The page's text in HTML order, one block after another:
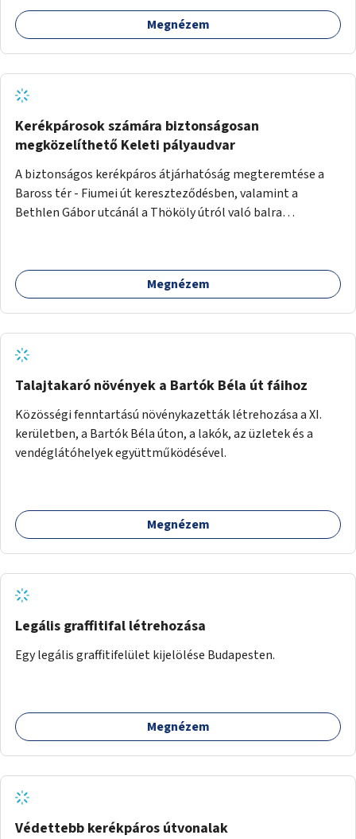
aszfaltos területek.
Megnézem
Kerékpárosok számára biztonságosan
megközelíthető Keleti pályaudvar
A biztonságos kerékpáros átjárhatóság megteremtése a
Baross tér - Fiumei út kereszteződésben, valamint a
Bethlen Gábor utcánál a Thököly útról való balra
Megnézem
Talajtakaró növények a Bartók Béla út fáihoz
Közösségi fenntartású növénykazetták létrehozása a XI.
kerületben, a Bartók Béla úton, a lakók, az üzletek és a
vendéglátóhelyek együttműködésével.
Megnézem
Legális graffitifal létrehozása
Egy legális graffitifelület kijelölése Budapesten.
Megnézem
Védettebb kerékpáros útvonalak